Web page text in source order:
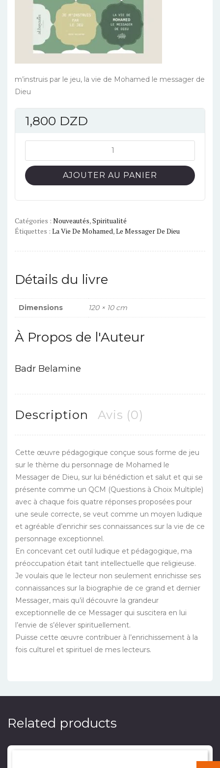
m’instruis par le jeu, la vie de Mohamed le messager de
Dieu
1,800 DZD
de
Je
m'instruis
jeu
:
Mohamed
AJOUTER AU PANIER
Catégories : Nouveautés,Spiritualité
Étiquettes : La Vie De Mohamed,Le Messager De Dieu
Détails du livre
Dimensions 120 × 10 cm
À Propos de l'Auteur
Badr Belamine
Description Avis (0)
Cette œuvre pédagogique conçue sous forme de jeu
sur le thème du personnage de Mohamed le
Messager de Dieu, sur lui bénédiction et salut et qui se
présente comme un QCM (Questions à Choix Multiple)
avec à chaque fois quatre réponses proposées pour
une seule correcte, se veut comme un moyen ludique
et agréable d’enrichir ses connaissances sur la vie de ce
personnage exceptionnel.
En concevant cet outil ludique et pédagogique, ma
préoccupation était tant intellectuelle que religieuse.
Je voulais que le lecteur non seulement enrichisse ses
connaissances sur la biographie de ce grand et dernier
Messager, mais qu’il découvre la grandeur
exceptionnelle de ce Messager qui suscitera en lui
l’envie de s’élever spirituellement.
Puisse cette œuvre contribuer à l’enrichissement à la
fois culturel et spirituel de mes lecteurs.
Related products